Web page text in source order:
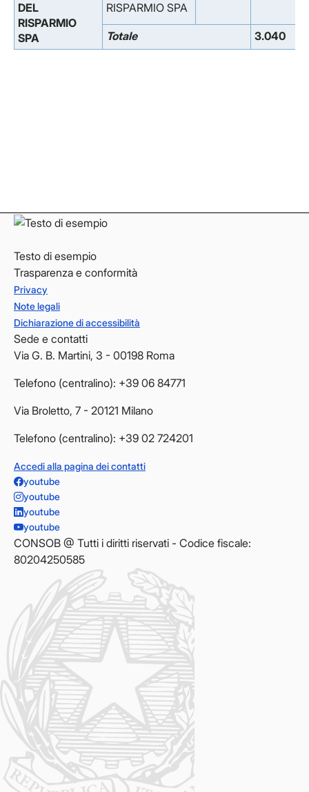
DEL
RISPARMIO
SPA
RISPARMIO SPA
Totale 3.040
Testo di esempio
Trasparenza e conformità
Privacy
Note legali
Dichiarazione di accessibilità
Sede e contatti
Via G. B. Martini, 3 - 00198 Roma
Telefono (centralino): +39 06 84771
Via Broletto, 7 - 20121 Milano
Telefono (centralino): +39 02 724201
Accedi alla pagina dei contatti
youtube
youtube
youtube
youtube
CONSOB @ Tutti i diritti riservati - Codice fiscale:
80204250585